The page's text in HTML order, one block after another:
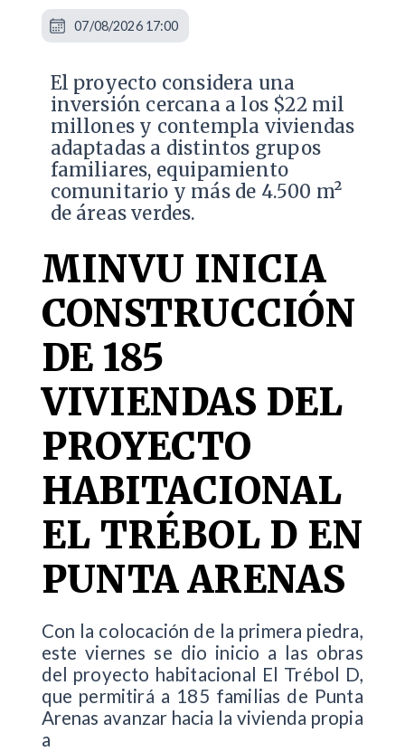
El proyecto considera una
inversión cercana a los $22 mil
millones y contempla viviendas
adaptadas a distintos grupos
familiares, equipamiento
comunitario y más de 4.500 m²
de áreas verdes.
MINVU INICIA
CONSTRUCCIÓN
DE 185
VIVIENDAS DEL
PROYECTO
HABITACIONAL
EL TRÉBOL D EN
PUNTA ARENAS
Con la colocación de la primera piedra,
este viernes se dio inicio a las obras
del proyecto habitacional El Trébol D,
que permitirá a 185 familias de Punta
Arenas avanzar hacia la vivienda propia
a
07/08/2026 17:00